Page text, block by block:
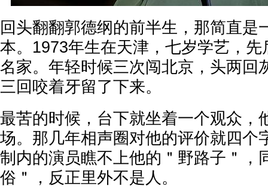
回头翻翻郭德纲的前半生，那简直是
本。1973年生在天津，七岁学艺，
名家。年轻时候三次闯北京，头两回
三回咬着牙留了下来。
最苦的时候，台下就坐着一个观众，
场。那几年相声圈对他的评价就四
制内的演员瞧不上他的＂野路子＂，
俗＂，反正里外不是人。